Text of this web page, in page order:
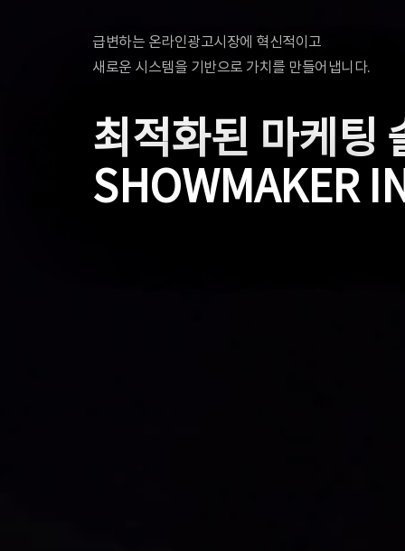
급변하는 온라인광고시장에 혁신적이고
새로운 시스템을 기반으로 가치를 만들어냅니다.
최적화된 마케팅
SHOWMAKER